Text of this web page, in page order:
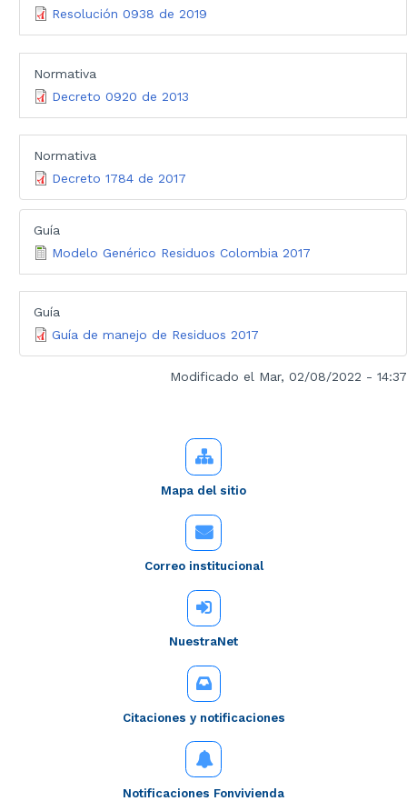
Resolución 0938 de 2019
Normativa
Decreto 0920 de 2013
Normativa
Decreto 1784 de 2017
Guía
Modelo Genérico Residuos Colombia 2017
Guía
Guía de manejo de Residuos 2017
Modificado el Mar, 02/08/2022 - 14:37
Mapa del sitio
Correo institucional
NuestraNet
Citaciones y notificaciones
Notificaciones Fonvivienda